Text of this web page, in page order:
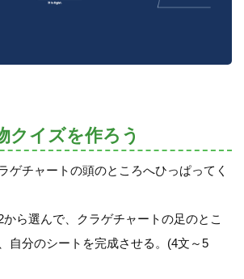
クイズを作ろう
ゲチャートの頭のところへひっぱってく
ら選んで、クラゲチャートの足のとこ
自分のシートを完成させる。(4文～5